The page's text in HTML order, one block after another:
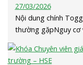
27/03/2026
Nội dung chính
thường gặpNguy cơ